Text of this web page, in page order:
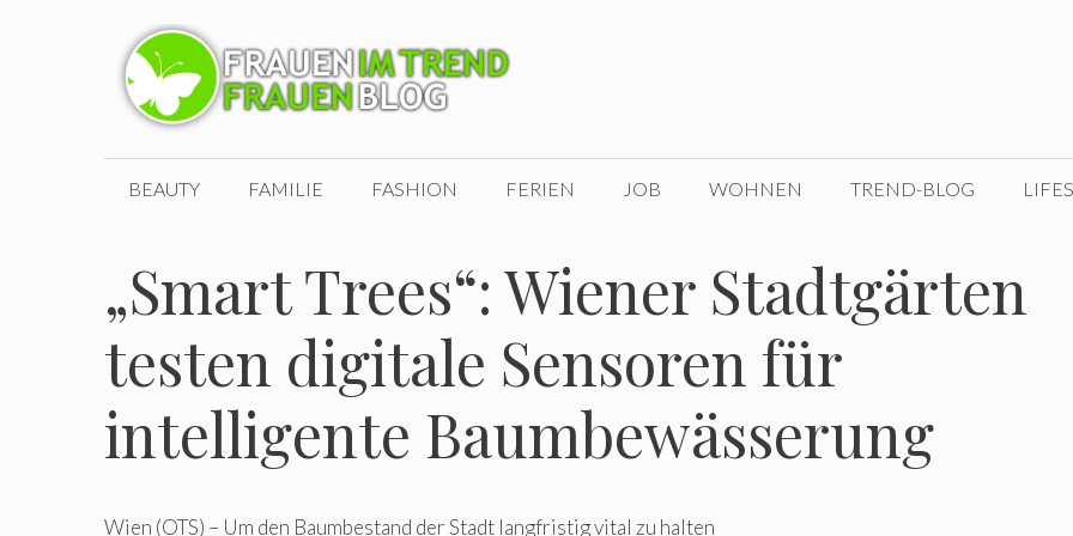
BEAUTY FAMILIE FASHION FERIEN JOB WOHNEN TREND-BLOG
„Smart Trees“: Wiener Stadtgärten
testen digitale Sensoren für
intelligente Baumbewässerung
Wien (OTS) – Um den Baumbestand der Stadt langfristig vital zu halten